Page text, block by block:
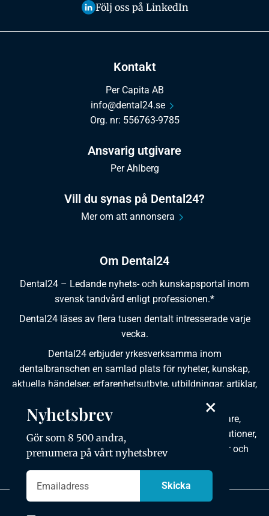
Om Dental24
Dental24 – Ledande nyhets- och kunskapsportal inom
svensk tandvård enligt professionen.*
Dental24 läses av flera tusen dentalt intresserade varje
vecka.
Dental24 erbjuder yrkesverksamma inom
dentalbranschen en samlad plats för nyheter, kunskap,
aktuella händelser, erfarenhetsutbyte, utbildningar, artiklar,
Dental24 produceras i samverkan med tandläkare,
tandhygienister, tandsköterskor, tandtekniker, institutioner,
kursgivare, föreningar, organisationer, leverantörer och
Kontakt
Per Capita AB
info@dental24.se
Org. nr: 556763-9785
Ansvarig utgivare
Per Ahlberg
Vill du synas på Dental24?
Mer om att annonsera
Följ oss på LinkedIn
×
Nyhetsbrev
Gör som 8 500 andra,
prenumera på vårt nyhetsbrev